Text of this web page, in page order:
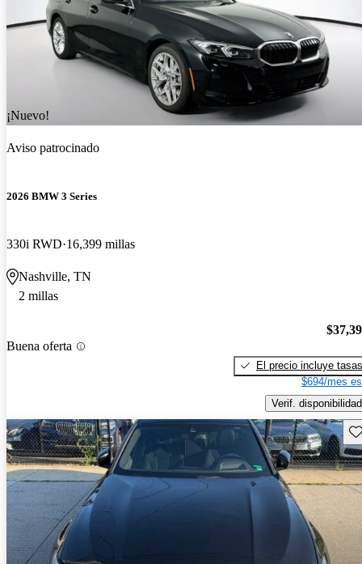
¡Nuevo!
Aviso patrocinado
2026 BMW 3 Series
330i RWD 16,399 millas
Nashville, TN
2 millas
Buena oferta
El precio incluye tasas
$694/mes
Verif. disponibilidad